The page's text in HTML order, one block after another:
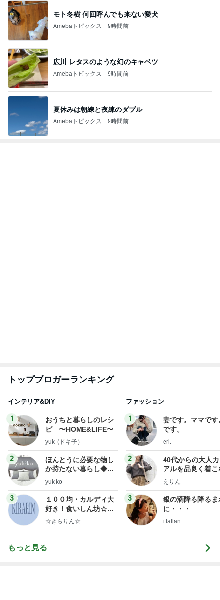
モト冬樹 何回呼んでも来ない愛犬
Amebaトピックス 9時間前
広川 レタスのような幻のキャベツ
Amebaトピックス 9時間前
夏休みは朝練と夜練のダブル
Amebaトピックス 9時間前
トップブロガーランキング
インテリア&DIY
1
おうちと暮らしのレシ
ピ 〜HOME&LIFE〜
yuki (ドキ子）
2
ほんとうに必要な物し
か持たない暮らし◆Ke
ep Life Simple◆〜イ
ンテリアのきろく〜
yukiko
3
１００均・カルディ大
好き！食いしん坊☆き
らりん☆のブログ
☆きらりん☆
ファッション
1
妻です。ママです
です。
eri.
2
40代からの大人
アルを品良く着こ
ファッションブロ
えりん
3
銀の滴降る降るま
に・・・
illallan
もっと見る